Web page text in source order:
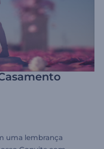
uma lembrança